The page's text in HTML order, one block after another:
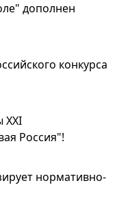
дополнен
конкурса
XXI
Россия"!
нормативно-